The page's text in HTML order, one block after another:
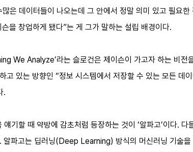
은 데이터들이 나오는데 그 안에서 정말 의미 있고 필요
을 창업하게 됐다”는 게 그가 말하는 설립 배경이다.
We Analyze’라는 슬로건은 제이슨이 가고자 하는 비전
고 있는 방향인 “정보 시스템에서 저장할 수 있는 모든 데
.
기할 때 약방에 감초처럼 등장하는 것이 ‘알파고’이다.
파고는 딥러닝(Deep Learning) 방식의 머신러닝 기술을